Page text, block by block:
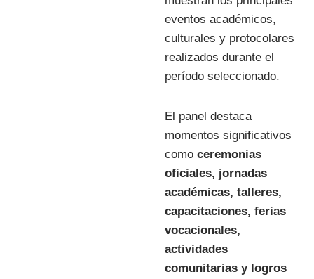
eventos académicos,
culturales y protocolares
realizados durante el
período seleccionado.
El panel destaca
momentos significativos
como ceremonias
oficiales, jornadas
académicas, talleres,
capacitaciones, ferias
vocacionales,
actividades
comunitarias y logros